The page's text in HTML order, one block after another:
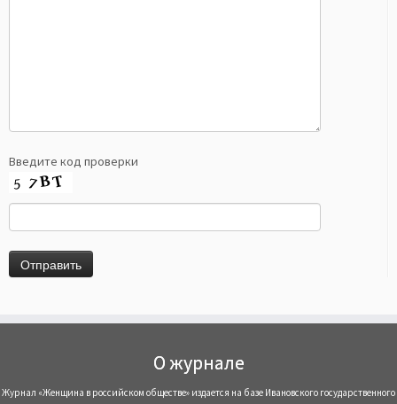
Введите код проверки
О журнале
Журнал «Женщина в российском обществе» издается на базе Ивановского государственного